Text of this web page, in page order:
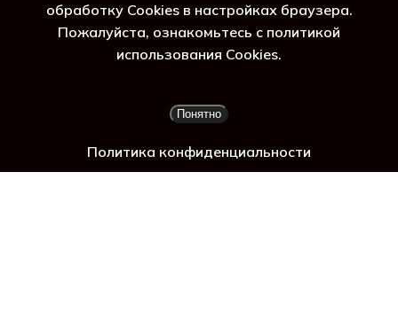
Просмотр корзины
обработку Cookies в настройках браузера.
Пожалуйста, ознакомьтесь с политикой
использования Cookies.
Понятно
Политика конфиденциальности